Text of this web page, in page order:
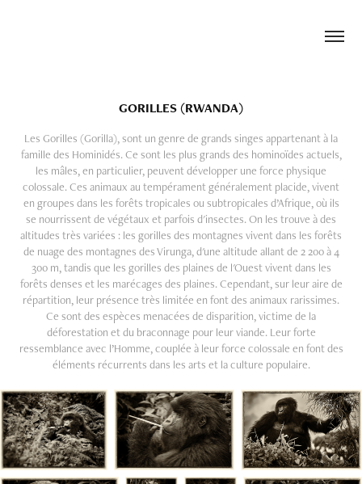
GORILLES (RWANDA)
Les Gorilles (Gorilla), sont un genre de grands singes appartenant à la
famille des Hominidés. Ce sont les plus grands des hominoïdes actuels,
les mâles, en particulier, peuvent développer une force physique
colossale. Ces animaux au tempérament généralement placide, vivent
en groupes dans les forêts tropicales ou subtropicales d’Afrique, où ils
se nourrissent de végétaux et parfois d'insectes. On les trouve à des
altitudes très variées : les gorilles des montagnes vivent dans les forêts
de nuage des montagnes des Virunga, d'une altitude allant de 2 200 à 4
300 m, tandis que les gorilles des plaines de l'Ouest vivent dans les
forêts denses et les marécages des plaines. Cependant, sur leur aire de
répartition, leur présence très limitée en font des animaux rarissimes.
Ce sont des espèces menacées de disparition, victime de la
déforestation et du braconnage pour leur viande. Leur forte
ressemblance avec l’Homme, couplée à leur force colossale en font des
éléments récurrents dans les arts et la culture populaire.